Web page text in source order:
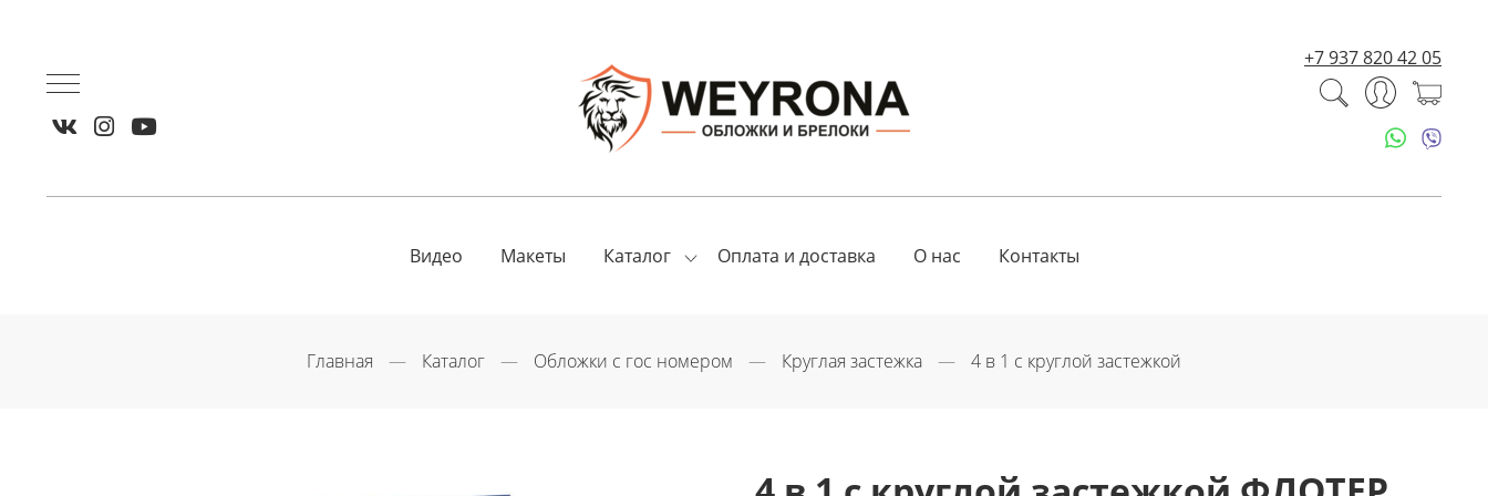
+7 937 820 42 05
Видео Макеты Каталог Оплата и доставка О нас Контакты
Главная Каталог Обложки с гос номером Круглая застежка 4 в 1 с круглой застежкой